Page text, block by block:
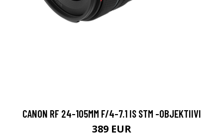
CANON RF 24-105MM F/4-7.1 IS STM -OBJEKTIIVI
389 EUR